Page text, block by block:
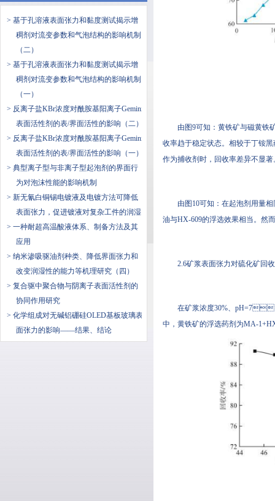
> 基于孔溶液表面张力和黏度测试揭示增
稠剂对流变参数和气泡结构的影响机制
（二）
> 基于孔溶液表面张力和黏度测试揭示增
稠剂对流变参数和气泡结构的影响机制
（一）
> 反离子盐KBr浓度对酰胺基阳离子Gemini
表面活性剂的表/界面活性的影响（二）
> 反离子盐KBr浓度对酰胺基阳离子Gemini
表面活性剂的表/界面活性的影响（一）
> 典型离子型与非离子型起泡剂的界面行
为对泡沫性能的影响机制
> 新无氰白铜锡电镀液及电镀方法可降低
表面张力，促进镀液对复杂工件的润湿
> 一种耐超高温酸液体系、制备方法及其
应用
> 纳米渗吸驱油剂种类、降低界面张力和
改变润湿性的能力等机理研究（四）
> 复合驱中聚合物与阴离子表面活性剂的
协同作用研究
> 化学组成对无碱铝硼硅OLED基板玻璃表
面张力的影响——结果、结论
由图9可知：黄铁矿与磁黄铁
收率趋于稳定状态。相较于丁铵黑
作为捕收剂时，回收率差异不显著
由图10可知：在起泡剂用
油与HX-609的浮选效果相当。然
2.6矿浆表面张力对硫化矿回
在矿浆浓度30%、pH=7
中，黄铁矿的浮选药剂为MA-